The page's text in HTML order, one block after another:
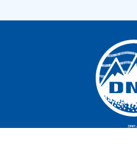
DNH